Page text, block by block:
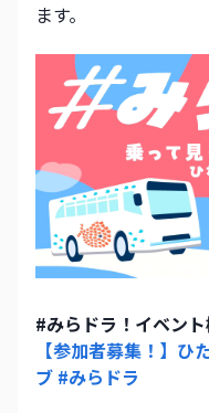
ます。
#みらドラ！イベン
【参加者募集！】
ブ #みらドラ